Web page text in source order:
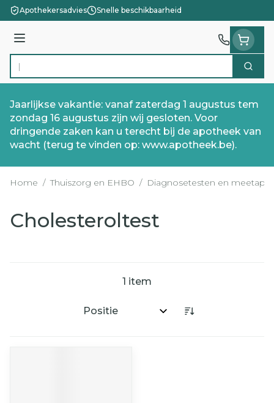
Ga naar de inhoud
Apothekersadvies Snelle beschikbaarheid
Menu
Product, merk, categorie... Zoek
Jaarlijkse vakantie: vanaf zaterdag 1 augustus tem
zondag 16 augustus zijn wij gesloten. Voor
dringende zaken kan u terecht bij de apotheek van
wacht (terug te vinden op: www.apotheek.be).
Home / Thuiszorg en EHBO / Diagnosetesten en
Cholesteroltest
1 item
Sorteer op: